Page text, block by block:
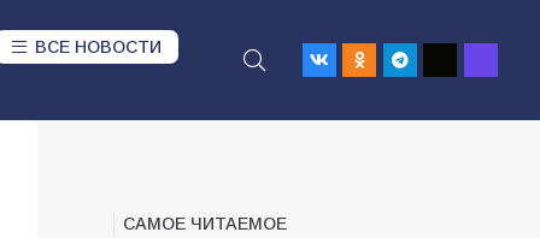
ВСЕ НОВОСТИ
САМОЕ ЧИТАЕМОЕ